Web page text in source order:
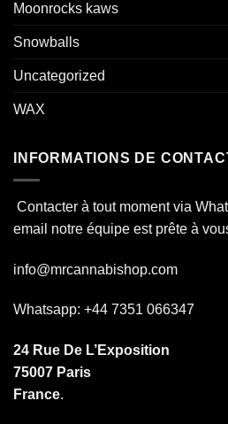
Moonrocks kaws
Snowballs
Uncategorized
WAX
INFORMATIONS DE
Contacter à tout moment via
email notre équipe est prête à
info@mrcannabishop.com
Whatsapp: +44 7351 066347
24 Rue De L’Exposition
75007 Paris
France.